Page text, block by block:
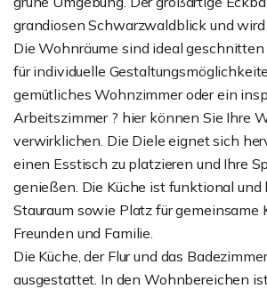
grandiosen Schwarzwaldblick und
Die Wohnräume sind ideal
für individuelle
gemütliches Wohnzimmer oder ein
Arbeitszimmer ? hier können Sie Ihre
verwirklichen. Die Diele eignet sich
einen Esstisch zu platzieren und Ihre
genießen. Die Küche ist funktional und
Stauraum sowie Platz für gemeinsame
Freunden und Familie.
Die Küche, der Flur und das
ausgestattet. In den Wohnbereichen